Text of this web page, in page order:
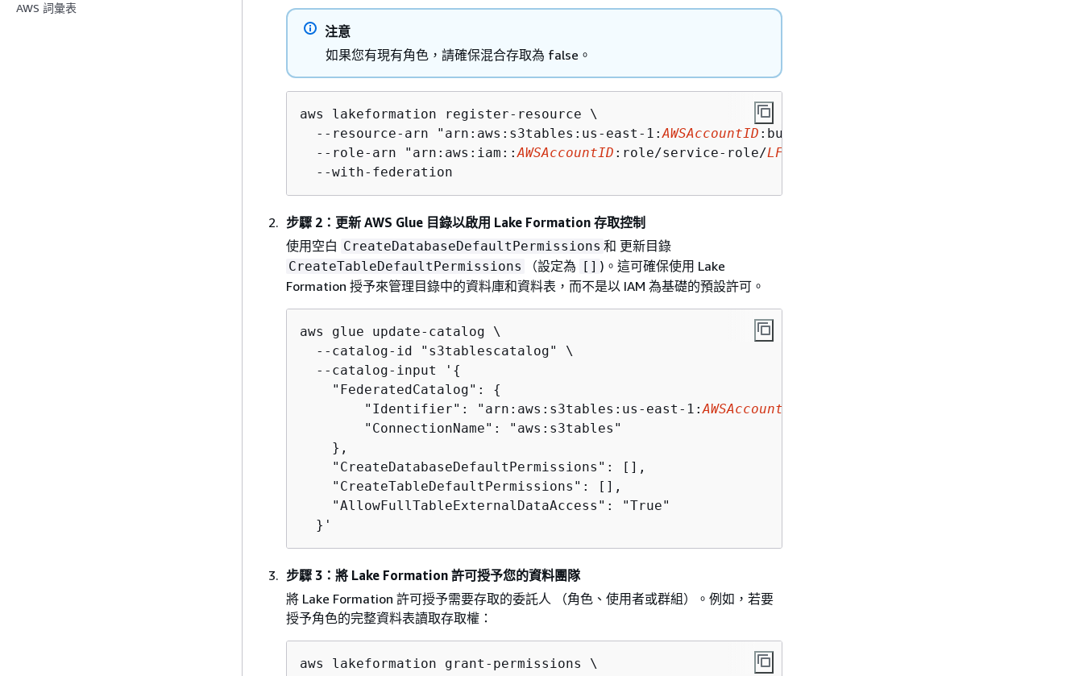
AWS 詞彙表
注意
如果您有現有角色，請確保混合存取為 false。
aws lakeformation register-resource \
  --resource-arn "arn:aws:s3tables:us-east-1:
AWSAccountID :bucket/*" \
  --role-arn "arn:aws:iam::
AWSAccountID :role/service-role/LFAccessRole
  --with-federation
步驟 2：更新 AWS Glue 目錄以啟用 Lake Formation 存取控制
使用空白 CreateDatabaseDefaultPermissions 和 更新目錄
CreateTableDefaultPermissions （設定為 [] )。這可確保使用 Lake
Formation 授予來管理目錄中的資料庫和資料表，而不是以 IAM 為基礎的預設許可。
aws glue update-catalog \
  --catalog-id "s3tablescatalog" \
  --catalog-input '
{
    "FederatedCatalog":
{
        "Identifier": "arn:aws:s3tables:us-east-1:
AWSAccountID
        "ConnectionName": "aws:s3tables"
    },
    "CreateDatabaseDefaultPermissions": [],
    "CreateTableDefaultPermissions": [],
    "AllowFullTableExternalDataAccess": "True"
  }'
步驟 3：將 Lake Formation 許可授予您的資料團隊
將 Lake Formation 許可授予需要存取的委託人 （角色、使用者或群組）。例如，若要
授予角色的完整資料表讀取存取權：
aws lakeformation grant-permissions \